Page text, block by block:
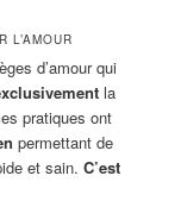
L’AMOUR
d’amour qui
la
pratiques ont
permettant de
et sain.C’est